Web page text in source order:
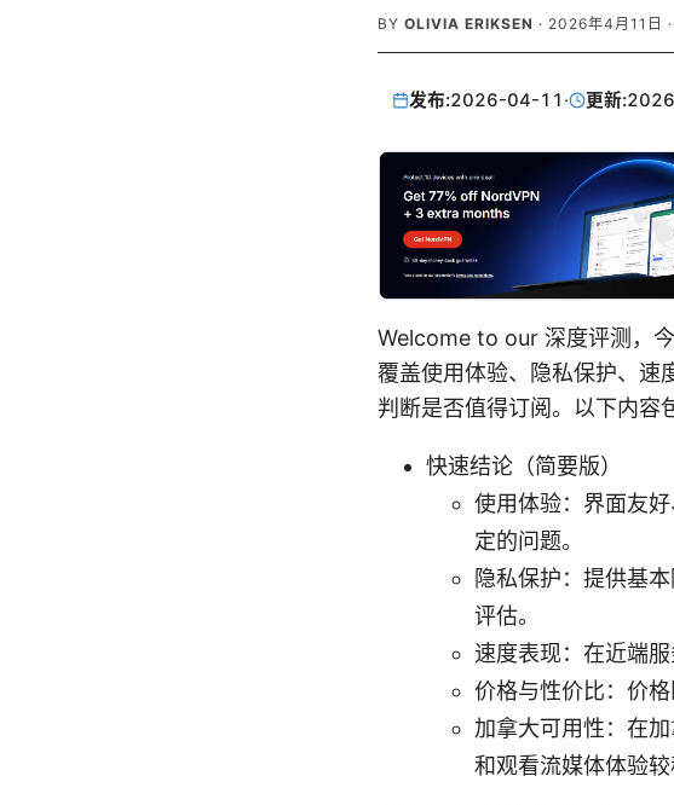
BY OLIVIA ERIKSEN · 2026年4月11日 ·
发布:2026-04-11 · 更新:
Welcome to our 深度评测，
覆盖使用体验、隐私保护、速
判断是否值得订阅。以下内容
快速结论（简要版）
使用体验：界面友
定的问题。
隐私保护：提供基
评估。
速度表现：在近端
价格与性价比：价
加拿大可用性：在
和观看流媒体体验较